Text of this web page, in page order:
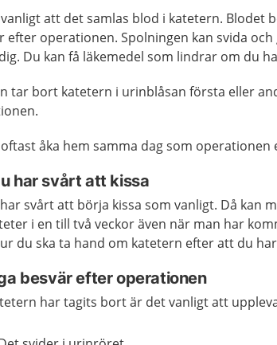
att det samlas blod i katetern. Blodet
efter operationen. Spolningen kan svida
Du kan få läkemedel som lindrar om du
tar bort katetern i urinblåsan första eller
åka hem samma dag som operationen
har svårt att kissa
svårt att börja kissa som vanligt. Då kan
i en till två veckor även när man har
du ska ta hand om katetern efter att du
besvär efter operationen
har tagits bort är det vanligt att